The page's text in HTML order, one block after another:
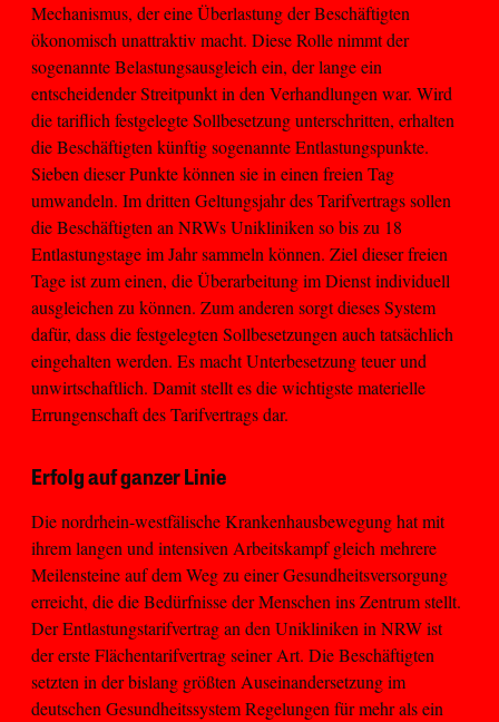
Mechanismus, der eine Überlastung der Beschäftigten
ökonomisch unattraktiv macht. Diese Rolle nimmt der
sogenannte Belastungsausgleich ein, der lange ein
entscheidender Streitpunkt in den Verhandlungen war. Wird
die tariflich festgelegte Sollbesetzung unterschritten, erhalten
die Beschäftigten künftig sogenannte Entlastungspunkte.
Sieben dieser Punkte können sie in einen freien Tag
umwandeln. Im dritten Geltungsjahr des Tarifvertrags sollen
die Beschäftigten an NRWs Unikliniken so bis zu 18
Entlastungstage im Jahr sammeln können. Ziel dieser freien
Tage ist zum einen, die Überarbeitung im Dienst individuell
ausgleichen zu können. Zum anderen sorgt dieses System
dafür, dass die festgelegten Sollbesetzungen auch tatsächlich
eingehalten werden. Es macht Unterbesetzung teuer und
unwirtschaftlich. Damit stellt es die wichtigste materielle
Errungenschaft des Tarifvertrags dar.
Erfolg auf ganzer Linie
Die nordrhein-westfälische Krankenhausbewegung hat mit
ihrem langen und intensiven Arbeitskampf gleich mehrere
Meilensteine auf dem Weg zu einer Gesundheitsversorgung
erreicht, die die Bedürfnisse der Menschen ins Zentrum stellt.
Der Entlastungstarifvertrag an den Unikliniken in NRW ist
der erste Flächentarifvertrag seiner Art. Die Beschäftigten
setzten in der bislang größten Auseinandersetzung im
deutschen Gesundheitssystem Regelungen für mehr als ein